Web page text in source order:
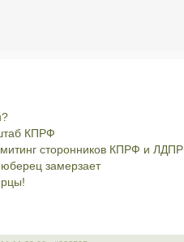
КПРФ
сторонников КПРФ и ЛДПР
замерзает